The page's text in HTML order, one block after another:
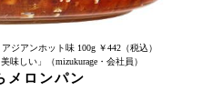
ジアンホット味 100g ￥442（税込）
味しい」（mizukurage・会社員）
メロンパン